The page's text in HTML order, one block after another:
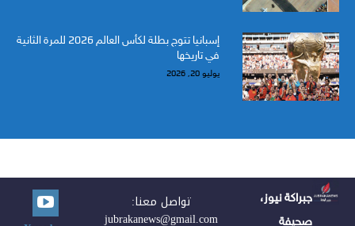
إسبانيا تتوج بطلة لكأس العالم 2026 للمرة الثانية
في تاريخها
يوليو 20, 2026
جبراكة نيوز،
صحيفة
تواصل معنا:
jubrakanews@gmail.com